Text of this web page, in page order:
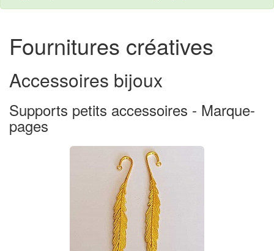
Fournitures créatives
Accessoires bijoux
Supports petits accessoires - Marque-
pages